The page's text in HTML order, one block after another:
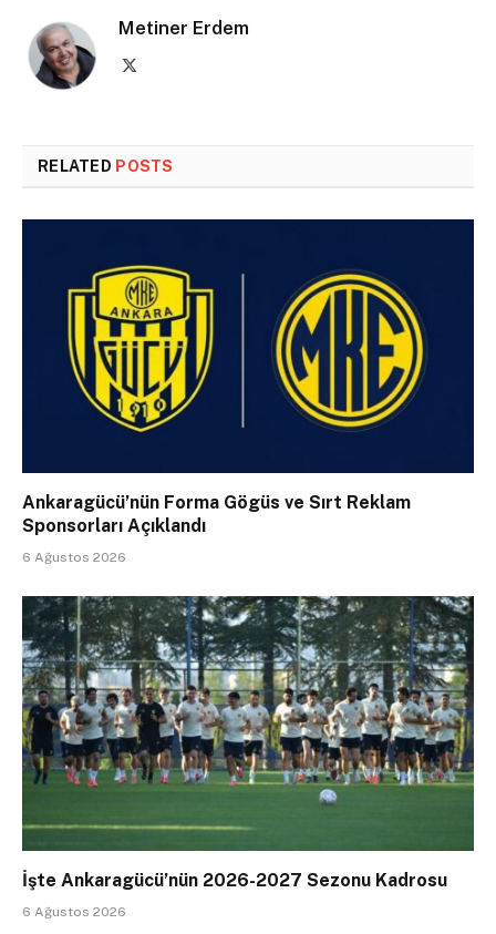
Metiner Erdem
RELATED POSTS
Ankaragücü’nün Forma Gögüs ve Sırt Reklam
Sponsorları Açıklandı
6 Ağustos 2026
İşte Ankaragücü’nün 2026-2027 Sezonu Kadrosu
6 Ağustos 2026